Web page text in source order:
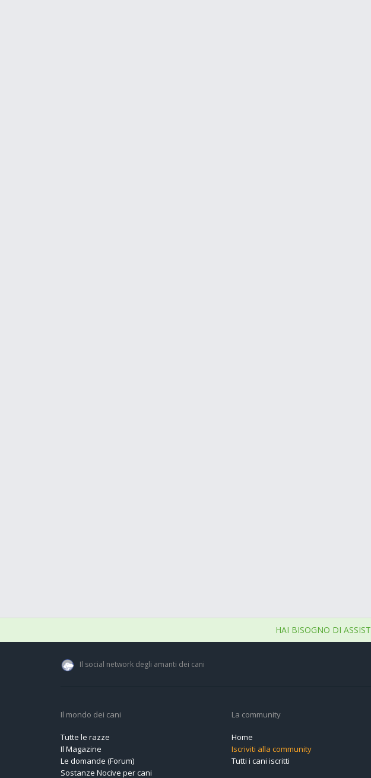
HAI BISOGNO DI
Il social network degli amanti dei cani
Il mondo dei cani
Tutte le razze
Il Magazine
Le domande (Forum)
Sostanze Nocive per cani
La community
Home
Iscriviti alla community
Tutti i cani iscritti